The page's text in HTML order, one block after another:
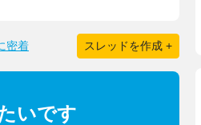
密着 スレッドを作成 +
いです